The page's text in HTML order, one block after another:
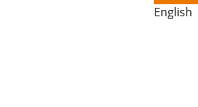
English